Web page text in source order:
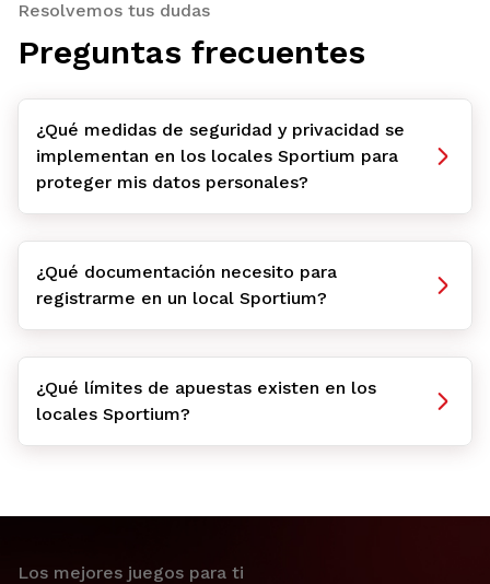
Resolvemos tus dudas
Preguntas frecuentes
¿Qué medidas de seguridad y privacidad se
implementan en los locales Sportium para
proteger mis datos personales?
¿Qué documentación necesito para
registrarme en un local Sportium?
¿Qué límites de apuestas existen en los
locales Sportium?
Los mejores juegos para ti